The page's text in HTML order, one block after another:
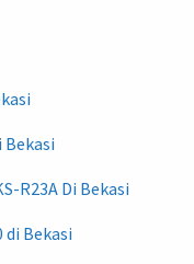
Bekasi
R23A Di Bekasi
di Bekasi